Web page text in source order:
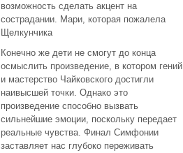
возможность сделать акцент на
сострадании. Мари, которая пожалела
Щелкунчика
Конечно же дети не смогут до конца
осмыслить произведение, в котором гений
и мастерство Чайковского достигли
наивысшей точки. Однако это
произведение способно вызвать
сильнейшие эмоции, поскольку передает
реальные чувства. Финал Симфонии
заставляет нас глубоко переживать